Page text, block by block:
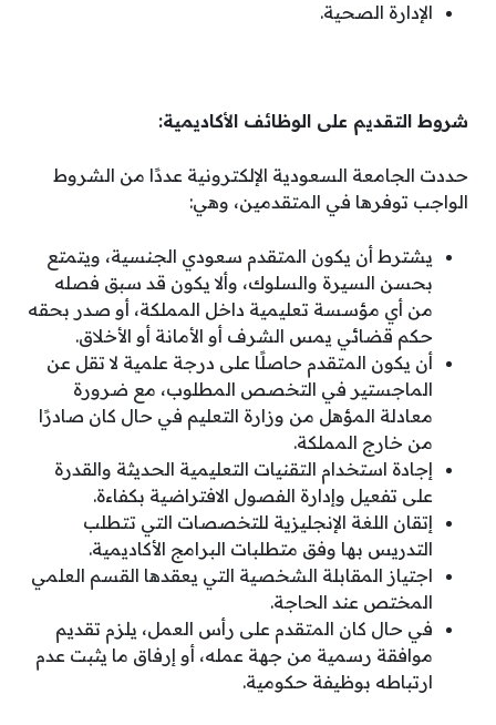
الإدارة الصحية.
شروط التقديم على الوظائف الأكاديمية:
حددت الجامعة السعودية الإلكترونية عددًا من الشروط
الواجب توفرها في المتقدمين، وهي:
يشترط أن يكون المتقدم سعودي الجنسية، ويتمتع
بحسن السيرة والسلوك، وألا يكون قد سبق فصله
من أي مؤسسة تعليمية داخل المملكة، أو صدر بحقه
حكم قضائي يمس الشرف أو الأمانة أو الأخلاق.
أن يكون المتقدم حاصلًا على درجة علمية لا تقل عن
الماجستير في التخصص المطلوب، مع ضرورة
معادلة المؤهل من وزارة التعليم في حال كان صادرًا
من خارج المملكة.
إجادة استخدام التقنيات التعليمية الحديثة والقدرة
على تفعيل وإدارة الفصول الافتراضية بكفاءة.
إتقان اللغة الإنجليزية للتخصصات التي تتطلب
التدريس بها وفق متطلبات البرامج الأكاديمية.
اجتياز المقابلة الشخصية التي يعقدها القسم العلمي
المختص عند الحاجة.
في حال كان المتقدم على رأس العمل، يلزم تقديم
موافقة رسمية من جهة عمله، أو إرفاق ما يثبت عدم
ارتباطه بوظيفة حكومية.